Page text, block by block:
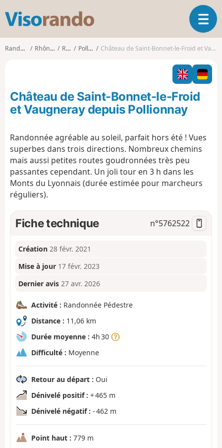
s
o
o
O
u
v
i
r
l
i
Randonnées Rhône-Alpes Rhône Pollionnay Château de Saint-Bonnet-le-Froid et Vaugneray depuis Pollionnay
Château de Saint-Bonnet-le-Froid
et Vaugneray depuis Pollionnay
Randonnée agréable au soleil, parfait hors été ! Vues
superbes dans trois directions. Nombreux chemins
mais aussi petites routes goudronnées très peu
passantes cependant. Un joli tour en 3 h dans les
Monts du Lyonnais (durée estimée pour marcheurs
réguliers).
Fiche technique n°5762522
Création 28 févr. 2021
Mise à jour 17 févr. 2023
Dernier avis 27 avr. 2026
Activité : Randonnée Pédestre
Distance : 11,06 km
Durée moyenne : 4h 30
Difficulté : Moyenne
Retour au départ : Oui
Dénivelé positif : + 465 m
Dénivelé négatif : - 462 m
Point haut : 779 m